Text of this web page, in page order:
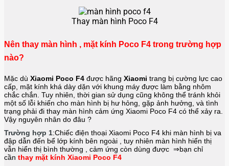
Thay màn hình Poco F4
Nên thay màn hình , mặt kính Poco F4 trong trường hợp
nào?
Mặc dù Xiaomi Poco F4 được hãng Xiaomi trang bị cường lực cao
cấp, mặt kính khá dày dặn với khung máy được làm bằng nhôm
chắc chắn. Tuy nhiên, thời gian sử dụng cũng không thể tránh khỏi
một số lỗi khiến cho màn hình bị hư hỏng, gặp ảnh hưởng, và tình
trạng phải đi thay màn hình cảm ứng Xiaomi Poco F4 có thể xảy ra.
Vậy nguyên nhân do đâu ?
Trường hợp 1:Chiếc điện thoại Xiaomi Poco F4 khi màn hình bị va
đập dẫn đến bể lớp kính bên ngoài , tuy nhiên màn hình hiển thị
vẫn hiển thị bình thường , cảm ứng còn dùng được ⇒bạn chỉ
cần thay mặt kính Xiaomi Poco F4